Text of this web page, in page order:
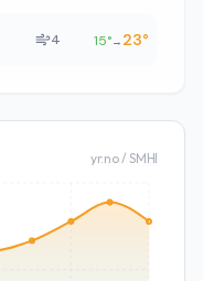
4 15°→ 23°
yr.no / SMHI